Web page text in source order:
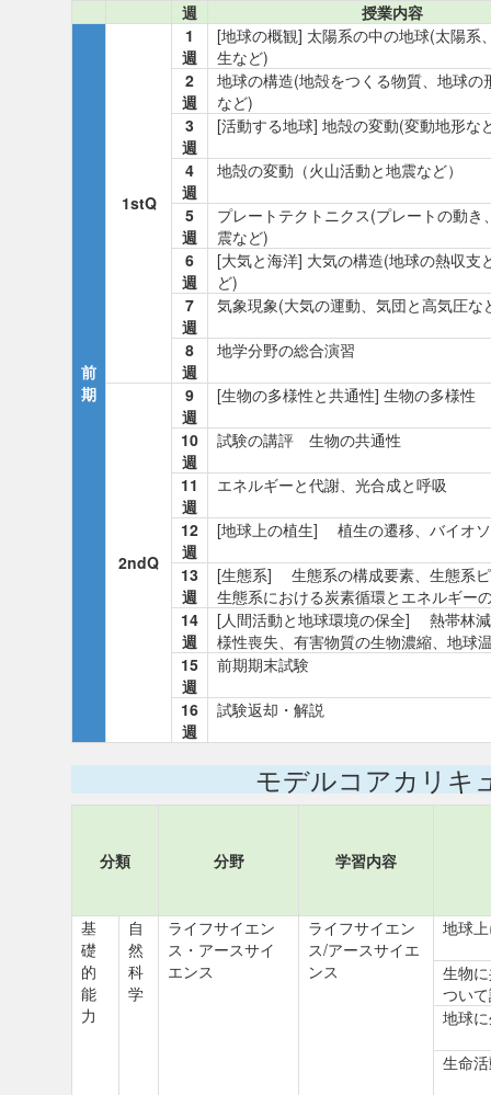
週 授業内容
前
期
1stQ
1
週
[地球の概観] 太陽系の中の地球(太陽系
生など)
2
週
地球の構造(地殻をつくる物質、地球の
など)
3
週
[活動する地球] 地殻の変動(変動地形な
4
週
地殻の変動（火山活動と地震など）
5
週
プレートテクトニクス(プレートの動き
震など)
6
週
[大気と海洋] 大気の構造(地球の熱収支
ど)
7
週
気象現象(大気の運動、気団と高気圧な
8
週
地学分野の総合演習
2ndQ
9
週
[生物の多様性と共通性] 生物の多様性
10
週
試験の講評 生物の共通性
11
週
エネルギーと代謝、光合成と呼吸
12
週
[地球上の植生] 植生の遷移、バイオ
13
週
[生態系] 生態系の構成要素、生態系
生態系における炭素循環とエネルギー
14
週
[人間活動と地球環境の保全] 熱帯林
様性喪失、有害物質の生物濃縮、地球
15
週
前期期末試験
16
週
試験返却・解説
モデルコアカリキ
分類 分野 学習内容
基
礎
的
能
力
自
然
科
学
ライフサイエン
ス・アースサイ
エンス
ライフサイエン
ス/アースサイエ
ンス
地球
生物
つい
地球
生命